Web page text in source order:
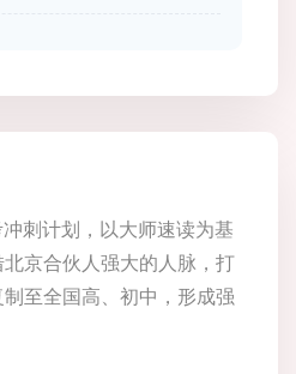
刺计划，以大师速读为基
京合伙人强大的人脉，打
至全国高、初中，形成强